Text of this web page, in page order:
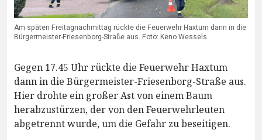
Am späten Freitagnachmittag rückte die Feuerwehr Haxtum dann in die
Bürgermeister-Friesenborg-Straße aus. Foto: Keno Wessels
Gegen 17.45 Uhr rückte die Feuerwehr Haxtum
dann in die Bürgermeister-Friesenborg-Straße aus.
Hier drohte ein großer Ast von einem Baum
herabzustürzen, der von den Feuerwehrleuten
abgetrennt wurde, um die Gefahr zu beseitigen.